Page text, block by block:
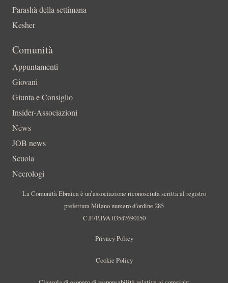
Parashà della settimana
Kesher
Comunità
Appuntamenti
Giovani
Giunta e Consiglio
Insider-Associazioni
News
JOB news
Scuola
Necrologi
La Comunità Ebraica è un’associazione riconosciuta scritta al registro
prefettura Milano numero d’ordine 285
C.F./P.IVA 03547690150
Privacy Policy
Cookie Policy